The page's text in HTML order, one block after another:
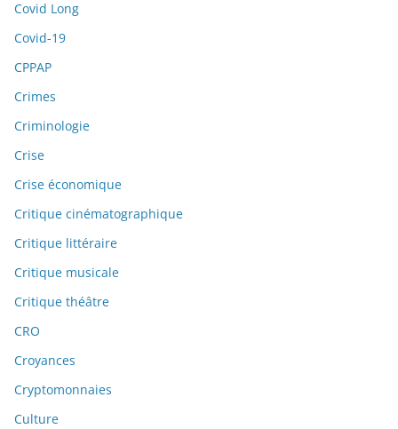
Covid Long
Covid-19
CPPAP
Crimes
Criminologie
Crise
Crise économique
Critique cinématographique
Critique littéraire
Critique musicale
Critique théâtre
CRO
Croyances
Cryptomonnaies
Culture